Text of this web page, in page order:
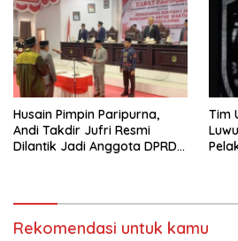
Husain Pimpin Paripurna,
Andi Takdir Jufri Resmi
Dilantik Jadi Anggota DPRD
Tim
Rekomendasi untuk kamu